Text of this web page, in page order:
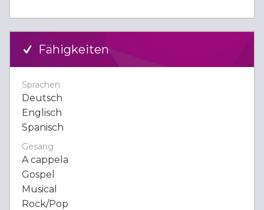
Fähigkeiten
Sprachen
Deutsch
Englisch
Spanisch
Gesang
A cappela
Gospel
Musical
Rock/Pop